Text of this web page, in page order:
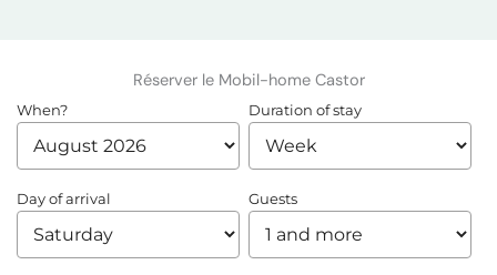
Réserver le Mobil-home Castor